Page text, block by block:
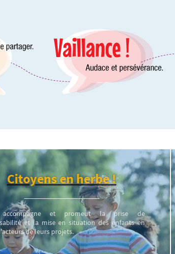
Citoyens en herbe !
accompagne et promeut la prise de
et la mise en situation des enfants en
de leurs projets.